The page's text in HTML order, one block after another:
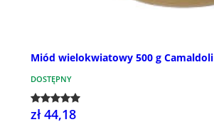
Miód wielokwiatowy 500 g Camaldoli
DOSTĘPNY
zł 44,18